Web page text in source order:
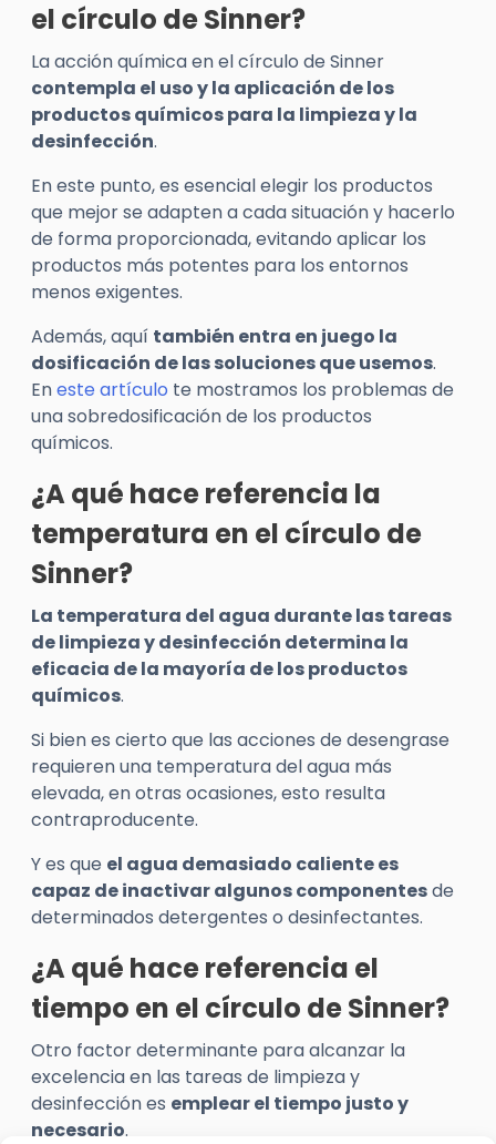
el círculo de Sinner?
La acción química en el círculo de Sinner
contempla el uso y la aplicación de los
productos químicos para la limpieza y la
desinfección.
En este punto, es esencial elegir los productos
que mejor se adapten a cada situación y hacerlo
de forma proporcionada, evitando aplicar los
productos más potentes para los entornos
menos exigentes.
Además, aquí también entra en juego la
dosificación de las soluciones que usemos.
Eneste artículo te mostramos los problemas de
una sobredosificación de los productos
químicos.
¿A qué hace referencia la
temperatura en el círculo de
Sinner?
La temperatura del agua durante las tareas
de limpieza y desinfección determina la
eficacia de la mayoría de los productos
químicos.
Si bien es cierto que las acciones de desengrase
requieren una temperatura del agua más
elevada, en otras ocasiones, esto resulta
contraproducente.
Y es que el agua demasiado caliente es
capaz de inactivar algunos componentesde
determinados detergentes o desinfectantes.
¿A qué hace referencia el
tiempo en el círculo de Sinner?
Otro factor determinante para alcanzar la
excelencia en las tareas de limpieza y
desinfección es emplear el tiempo justo y
necesario.